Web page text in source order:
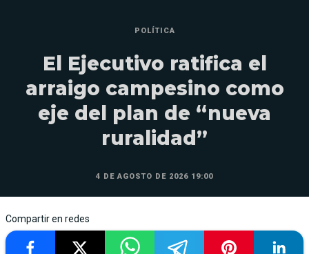
POLÍTICA
El Ejecutivo ratifica el
arraigo campesino como
eje del plan de “nueva
ruralidad”
4 DE AGOSTO DE 2026 19:00
Compartir en redes